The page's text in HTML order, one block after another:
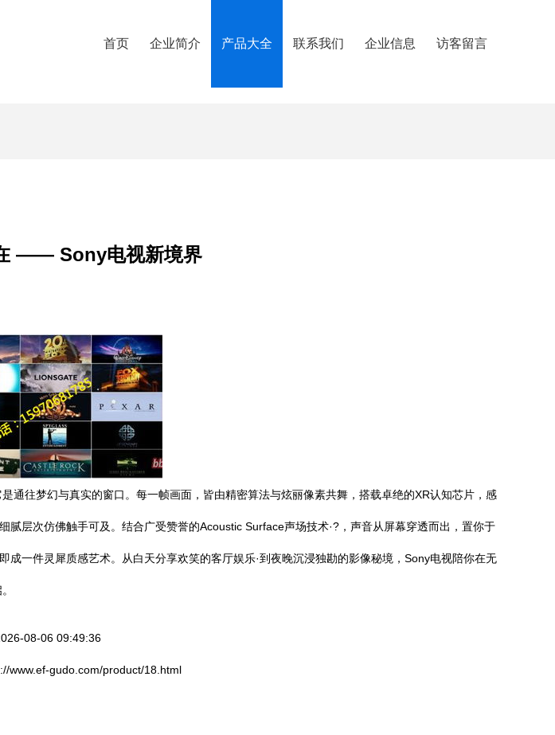
首页 企业简介 产品大全 联系我们 企业信息 访客留言
—— Sony电视新境界
通往梦幻与真实的窗口。每一帧画面，皆由精密算法与炫丽像素共舞，搭载卓绝的XR认知芯片，感
层次仿佛触手可及。结合广受赞誉的Acoustic Surface声场技术·?，声音从屏幕穿透而出，置你于
一件灵犀质感艺术。从白天分享欢笑的客厅娱乐·到夜晚沉浸独勘的影像秘境，Sony电视陪你在无
08-06 09:49:36
www.ef-gudo.com/product/18.html